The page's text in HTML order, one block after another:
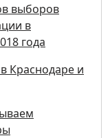
выборов
в
года
Краснодаре и